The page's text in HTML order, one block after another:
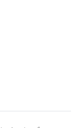
Hà Nội.